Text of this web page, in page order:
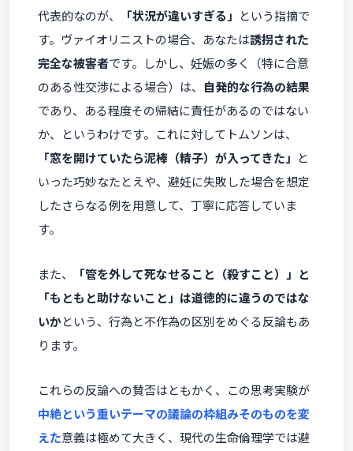
代表的なのが、 「状況が違いすぎる」 という指摘で
す。ヴァイオリニストの場合、あなたは誘拐された
完全な被害者です。しかし、妊娠の多く（特に合意
のある性交渉による場合）は、 自発的な行為の結果
であり、ある程度その帰結に責任があるのではない
か、というわけです。これに対してトムソンは、
「窓を開けていたら泥棒（精子）が入ってきた」 と
いった巧妙なたとえや、避妊に失敗した場合を想定
したさらなる例を用意して、丁寧に応答していま
す。
また、
「管を外して死なせること（殺すこと）」と
「もともと助けないこと」は道徳的に違うのではな
いかという、行為と不作為の区別をめぐる反論もあ
ります。
これらの反論への賛否はともかく、この思考実験が
中絶という重いテーマの議論の枠組みそのものを変
えた意義は極めて大きく、現代の生命倫理学では避